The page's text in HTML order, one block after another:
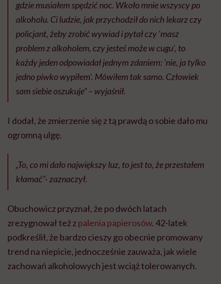
gdzie musiałem spędzić noc. Wkoło mnie wszyscy po
alkoholu. Ci ludzie, jak przychodził do nich lekarz czy
policjant, żeby zrobić wywiad i pytał czy 'masz
problem z alkoholem, czy jesteś może w cugu’, to
każdy jeden odpowiadał jednym zdaniem: 'nie, ja tylko
jedno piwko wypiłem’. Mówiłem tak samo. Człowiek
sam siebie oszukuje” – wyjaśnił.
I dodał, że zmierzenie się z tą prawdą o sobie dało mu
ogromną ulgę.
„To, co mi dało największy luz, to jest to, że przestałem
kłamać”- zaznaczył.
Obuchowicz przyznał, że po dwóch latach
zrezygnował też zpalenia papierosów. 42-latek
podkreślił, że bardzo cieszy go obecnie promowany
trend na niepicie, jednocześnie zauważa, jak wiele
zachowań alkoholowych jest wciąż tolerowanych.